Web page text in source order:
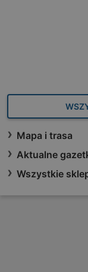
Mapa i trasa
Aktualne
Wszystkie